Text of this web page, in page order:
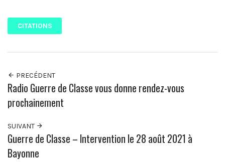
CITATIONS
PRECÉDENT
Radio Guerre de Classe vous donne rendez-vous
prochainement
SUIVANT
Guerre de Classe – Intervention le 28 août 2021 à
Bayonne